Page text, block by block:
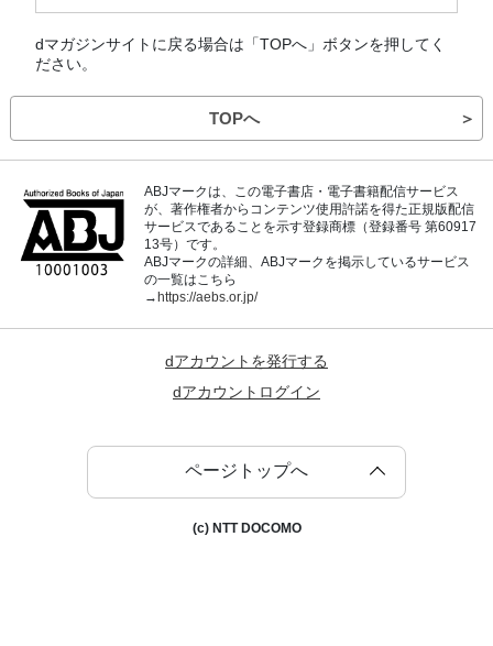
dマガジンサイトに戻る場合は「TOPへ」ボタンを押してく
ださい。
TOPへ ＞
ABJマークは、この電子書店・電子書籍配信サービス
が、著作権者からコンテンツ使用許諾を得た正規版配信
サービスであることを示す登録商標（登録番号 第60917
13号）です。
ABJマークの詳細、ABJマークを掲示しているサービス
の一覧はこちら
→https://aebs.or.jp/
dアカウントを発行する
dアカウントログイン
ページトップへ
(c) NTT DOCOMO